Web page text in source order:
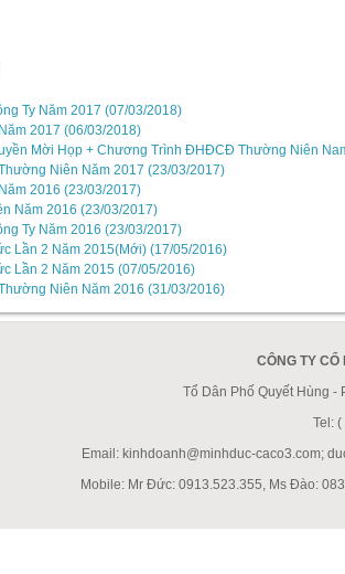
Ty Năm 2017 (07/03/2018)
2017 (06/03/2018)
Mời Họp + Chương Trình ĐHĐCĐ Thường Niên
Niên Năm 2017 (23/03/2017)
2016 (23/03/2017)
Năm 2016 (23/03/2017)
Ty Năm 2016 (23/03/2017)
Lần 2 Năm 2015(Mới) (17/05/2016)
Lần 2 Năm 2015 (07/05/2016)
Niên Năm 2016 (31/03/2016)
CÔNG TY
Tổ Dân Phố Quyết Hùng
Tel:
Email: kinhdoanh@minhduc-caco3.com;
Mobile: Mr Đức: 0913.523.355, Ms Đào: